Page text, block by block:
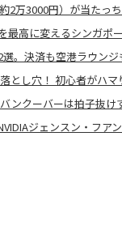
2万3000円）が当たっ
最高に変えるシンガポ
。決済も空港ラウンジ
とし穴！ 初心者がハ
ンクーバーは拍子抜け
ジェンスン・フア